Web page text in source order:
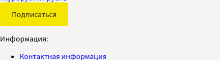
Подписаться
Информация:
Контактная информация